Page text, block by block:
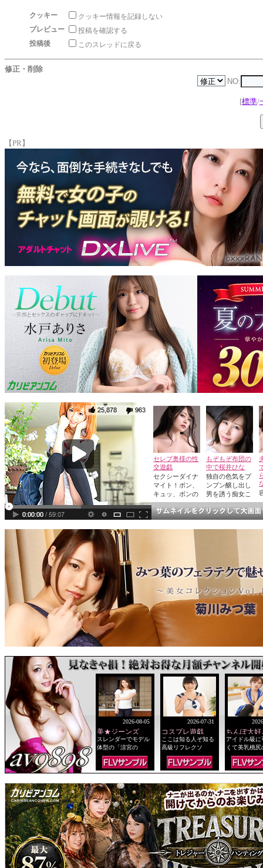
クッキー
クッキー情報を記録しない
プレビュー
投稿を確認する
投稿後
このスレッドに戻る
修正・削除
NO:
[標準/
【PR】